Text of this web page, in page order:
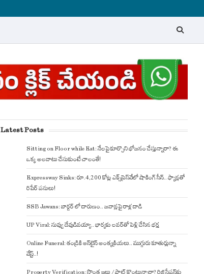
Latest Posts
Sitting on Floor while Eat: నేలపై కూర్చొని భోజనం చేస్తున్నారా? ఈ
ఒక్క అలవాటు చేసుకుంటే చాలంతే!
Expressway Sinks: రూ.4,200 కోట్ల ఎక్స్‌ప్రెస్‌వేలో షాకింగ్ సీన్.. ఫ్యాన్లతో
రిపేర్ పనులు!
SSB Jawans: బార్డర్ లో దారుణం.. జవాన్లపై రాళ్ల దాడి
UP Viral: నువ్వు దేవుడివయ్యా.. భార్యకు లవర్‌తో పెళ్లి చేసిన భర్త
Online Funeral: తండ్రికి ఆన్‌లైన్ అంత్యక్రియలు.. ముగ్గురు కూతుర్లున్నా
వేస్ట్..!
Property Verification: సొంత ఇల్లు / ప్లాట్ కొంటున్నారా? రిజిస్ట్రేషన్‌కు